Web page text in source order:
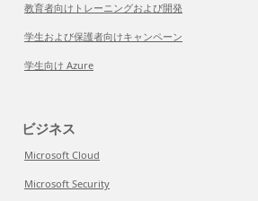
教育者向けトレーニングおよび開発
学生および保護者向けキャンペーン
学生向け Azure
ビジネス
Microsoft Cloud
Microsoft Security